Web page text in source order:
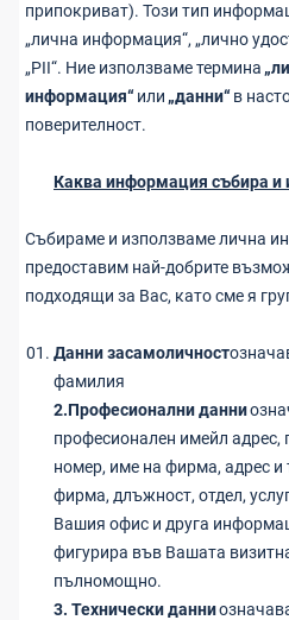
припокриват). Този тип
„лична информация“, „лично
„PII“. Ние използваме термина
информация“или „данни“в
поверителност.
Каква информация събира и
Събираме и използваме лична
предоставим най-добрите
подходящи за Вас, като сме я
Данни засамоличност
фамилия
2.Професионални данни
професионален имейл адрес,
номер, име на фирма, адрес и
фирма, длъжност, отдел,
Вашия офис и друга
фигурира във Вашата
пълномощно.
3. Технически данни